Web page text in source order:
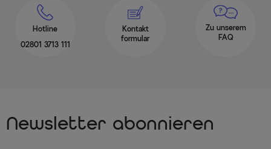
Hotline
02801 3713 111
Kontakt
formular
Zu unserem
FAQ
Newsletter abonnieren